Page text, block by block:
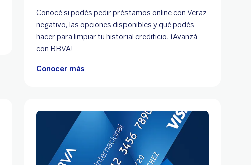
Conocé si podés pedir préstamos online con Veraz
negativo, las opciones disponibles y qué podés
hacer para limpiar tu historial crediticio. ¡Avanzá
con BBVA!
Conocer más